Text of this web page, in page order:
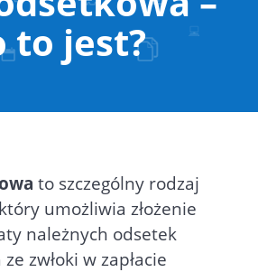
to jest?
to szczególny rodzaj
umożliwia złożenie
należnych odsetek
zwłoki w zapłacie